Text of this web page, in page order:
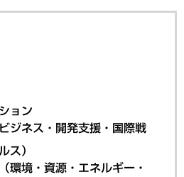
ョン
ジネス・開発支援・国際戦
ス）
環境・資源・エネルギー・